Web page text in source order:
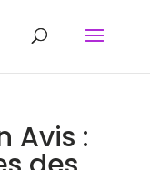
Avis :